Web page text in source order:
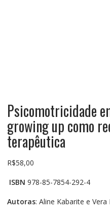
Psicomotricidade
growing up como
terapêutica
R$58,00
ISBN 978-85-7854-292-4
Autoras: Aline Kabarite e